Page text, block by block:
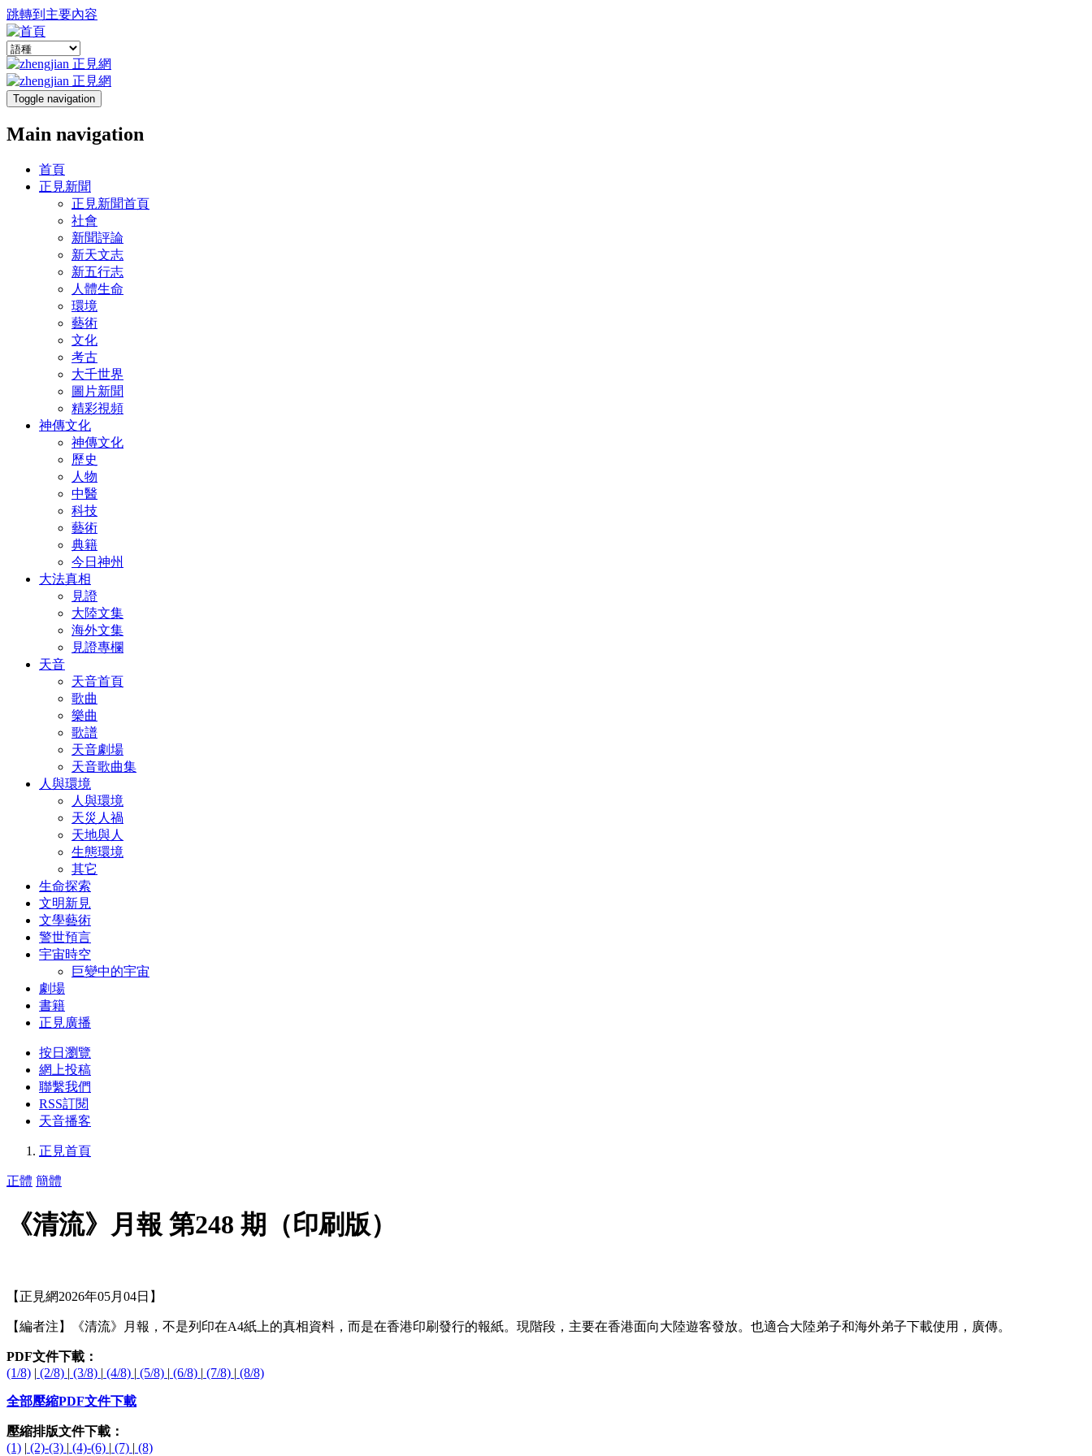
跳轉到主要內容
Toggle navigation
Main navigation
首頁
正見新聞
正見新聞首頁
社會
新聞評論
新天文志
新五行志
人體生命
環境
藝術
文化
考古
大千世界
圖片新聞
精彩視頻
神傳文化
神傳文化
歷史
人物
中醫
科技
藝術
典籍
今日神州
大法真相
見證
大陸文集
海外文集
見證專欄
天音
天音首頁
歌曲
樂曲
歌譜
天音劇場
天音歌曲集
人與環境
人與環境
天災人禍
天地與人
生態環境
其它
生命探索
文明新見
文學藝術
警世預言
宇宙時空
巨變中的宇宙
劇場
書籍
正見廣播
按日瀏覽
網上投稿
聯繫我們
RSS訂閱
天音播客
正見首頁
正體 簡體
《清流》月報 第248 期（印刷版）
【正見網2026年05月04日】
【編者注】《清流》月報，不是列印在A4紙上的真相資料，而是在香港印刷發行的報紙。現階段，主要在香港面向大陸遊客發放。也適合大陸弟子和海外弟子下載使用，廣傳。
PDF文件下載：
(1/8) | (2/8) | (3/8) | (4/8) | (5/8) | (6/8) | (7/8) | (8/8)
全部壓縮PDF文件下載
壓縮排版文件下載：
(1) | (2)-(3) | (4)-(6) | (7) | (8)